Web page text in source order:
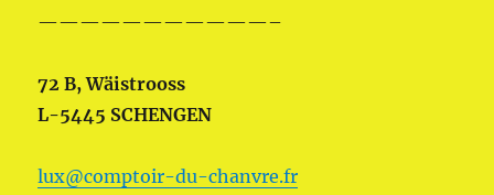
———————————–
72 B, Wäistrooss
L-5445 SCHENGEN
lux@comptoir-du-chanvre.fr